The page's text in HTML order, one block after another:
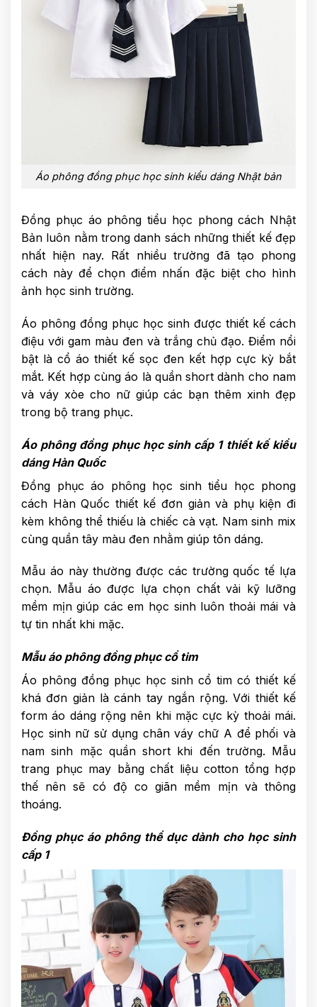
Áo phông đồng phục học sinh kiểu dáng Nhật bản
Đồng phục áo phông tiểu học phong cách Nhật
Bản luôn nằm trong danh sách những thiết kế đẹp
nhất hiện nay. Rất nhiều trường đã tạo phong
cách này để chọn điểm nhấn đặc biệt cho hình
ảnh học sinh trường.
Áo phông đồng phục học sinh được thiết kế cách
điệu với gam màu đen và trắng chủ đạo. Điểm nổi
bật là cổ áo thiết kế sọc đen kết hợp cực kỳ bắt
mắt. Kết hợp cùng áo là quần short dành cho nam
và váy xòe cho nữ giúp các bạn thêm xinh đẹp
trong bộ trang phục.
Áo phông đồng phục học sinh cấp 1 thiết kế kiểu
dáng Hàn Quốc
Đồng phục áo phông học sinh tiểu học phong
cách Hàn Quốc thiết kế đơn giản và phụ kiện đi
kèm không thể thiếu là chiếc cà vạt. Nam sinh mix
cùng quần tây màu đen nhằm giúp tôn dáng.
Mẫu áo này thường được các trường quốc tế lựa
chọn. Mẫu áo được lựa chọn chất vải kỹ lưỡng
mềm mịn giúp các em học sinh luôn thoải mái và
tự tin nhất khi mặc.
Mẫu áo phông đồng phục cổ tim
Áo phông đồng phục học sinh cổ tim có thiết kế
khá đơn giản là cánh tay ngắn rộng. Với thiết kế
form áo dáng rộng nên khi mặc cực kỳ thoải mái.
Học sinh nữ sử dụng chân váy chữ A để phối và
nam sinh mặc quần short khi đến trường. Mẫu
trang phục may bằng chất liệu cotton tổng hợp
thế nên sẽ có độ co giãn mềm mịn và thông
thoáng.
Đồng phục áo phông thể dục dành cho học sinh
cấp 1